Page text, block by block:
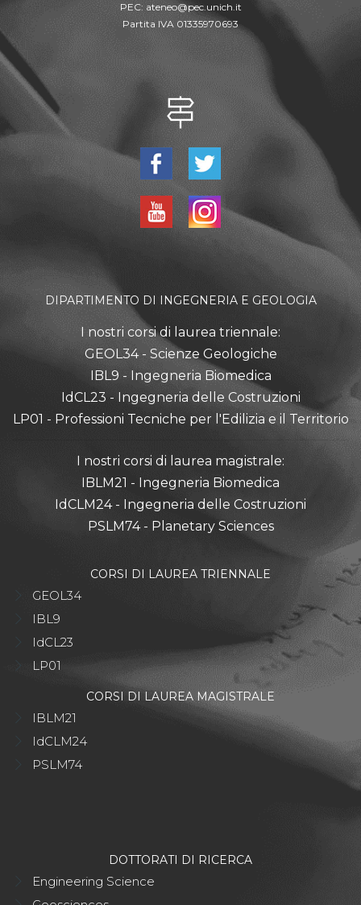
PEC: ateneo@pec.unich.it
Partita IVA 01335970693
DIPARTIMENTO DI INGEGNERIA E GEOLOGIA
I nostri corsi di laurea triennale:
GEOL34 - Scienze Geologiche
IBL9 - Ingegneria Biomedica
IdCL23 - Ingegneria delle Costruzioni
LP01 - Professioni Tecniche per l'Edilizia e il Territorio
I nostri corsi di laurea magistrale:
IBLM21 - Ingegneria Biomedica
IdCLM24 - Ingegneria delle Costruzioni
PSLM74 - Planetary Sciences
CORSI DI LAUREA TRIENNALE
GEOL34
IBL9
IdCL23
LP01
CORSI DI LAUREA MAGISTRALE
IBLM21
IdCLM24
PSLM74
DOTTORATI DI RICERCA
Engineering Science